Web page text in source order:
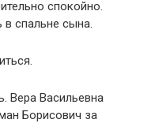
спокойно.
в спальне сына.
Вера Васильевна
Борисович за